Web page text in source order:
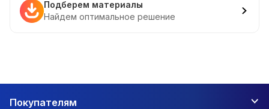
Подберем материалы
Найдем оптимальное решение
Покупателям